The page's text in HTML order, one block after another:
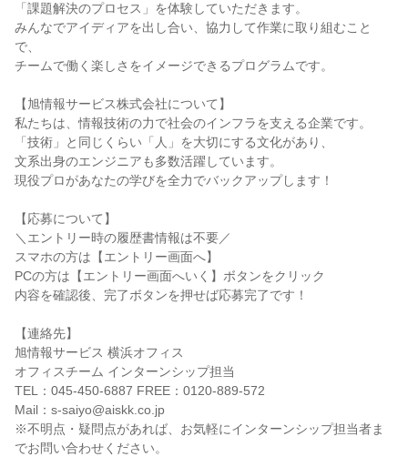
「課題解決のプロセス」を体験していただきます。
みんなでアイディアを出し合い、協力して作業に取り組むこと
で、
チームで働く楽しさをイメージできるプログラムです。
【旭情報サービス株式会社について】
私たちは、情報技術の力で社会のインフラを支える企業です。
「技術」と同じくらい「人」を大切にする文化があり、
文系出身のエンジニアも多数活躍しています。
現役プロがあなたの学びを全力でバックアップします！
【応募について】
＼エントリー時の履歴書情報は不要／
スマホの方は【エントリー画面へ】
PCの方は【エントリー画面へいく】ボタンをクリック
内容を確認後、完了ボタンを押せば応募完了です！
【連絡先】
旭情報サービス 横浜オフィス
オフィスチーム インターンシップ担当
TEL：045-450-6887 FREE：0120-889-572
Mail：s-saiyo@aiskk.co.jp
※不明点・疑問点があれば、お気軽にインターンシップ担当者ま
でお問い合わせください。